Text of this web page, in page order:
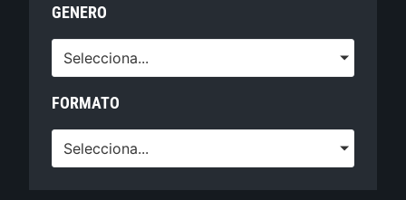
GENERO
Selecciona...
FORMATO
Selecciona...